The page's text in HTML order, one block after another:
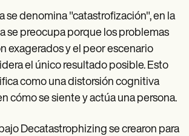
se denomina "catastrofización", en la
se preocupa porque los problemas
exagerados y el peor escenario
el único resultado posible. Esto
como una distorsión cognitiva
cómo se siente y actúa una persona.
Decatastrophizing se crearon para